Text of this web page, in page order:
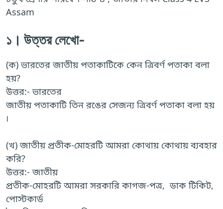
Assam
১। উত্তর লেখো-
(ক) ভারতের জাতীয় পতাকাটিকে কেন ত্রিবর্ণ পতাকা বলা
হয়?
উত্তর:- ভারতের
জাতীয় পতাকাটি তিন রঙের সেজন্য ত্রিবর্ণ পতাকা বলা হয়
৷
(খ) জাতীয় প্রতীক-মোহরটি আমরা কোথায় কোথায় ব্যবহার
করি?
উত্তর:- জাতীয়
প্রতীক-মোহরটি আমরা সরকারি কাগজ-পত্র, ডাক টিকিট,
পোস্টকার্ড